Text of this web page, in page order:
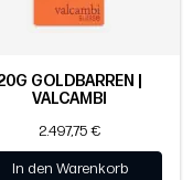
GOLDBARREN |
VALCAMBI
2.497,75 €
In den Warenkorb